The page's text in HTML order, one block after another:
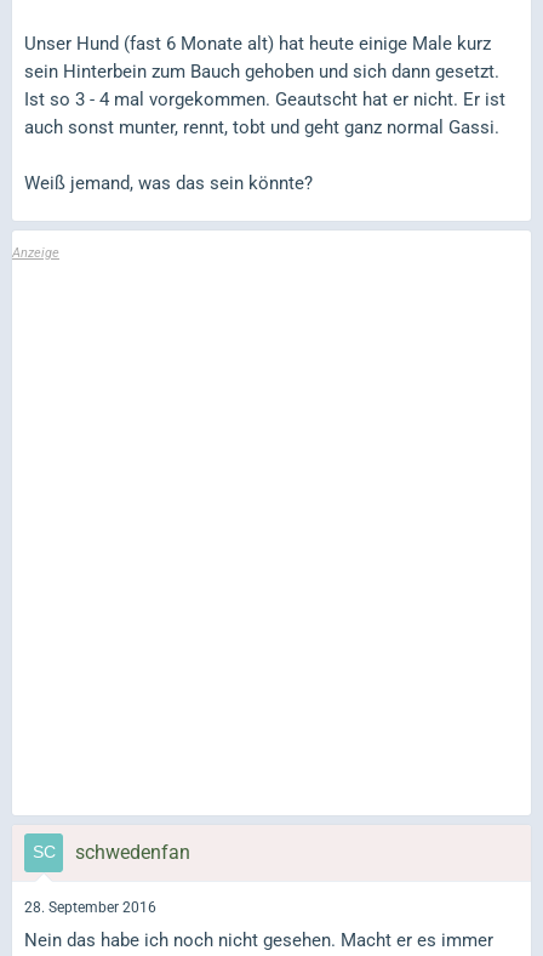
Unser Hund (fast 6 Monate alt) hat heute einige Male kurz
sein Hinterbein zum Bauch gehoben und sich dann gesetzt.
Ist so 3 - 4 mal vorgekommen. Geautscht hat er nicht. Er ist
auch sonst munter, rennt, tobt und geht ganz normal Gassi.
Weiß jemand, was das sein könnte?
schwedenfan
28. September 2016
Nein das habe ich noch nicht gesehen. Macht er es immer